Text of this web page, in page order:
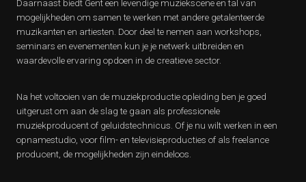
Daarnaast biedt Gent een levendige muziekscene en tal van
mogelijkheden om samen te werken met andere getalenteerde
muzikanten en artiesten. Door deel te nemen aan workshops,
seminars en evenementen kun je je netwerk uitbreiden en
waardevolle ervaring opdoen in de creatieve sector.
Na het voltooien van de muziekproductie opleiding ben je goed
uitgerust om aan de slag te gaan als professionele
muziekproducent of geluidstechnicus. Of je nu wilt werken in een
opnamestudio, voor film- en televisieproducties of als freelance
producent, de mogelijkheden zijn eindeloos.